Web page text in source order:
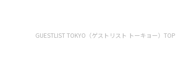
GUESTLIST TOKYO（ゲストリスト トーキョー）TOP